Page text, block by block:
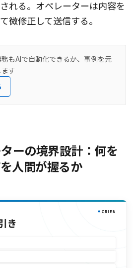
れる。オペレーターは内容を
微修正して送信する。
もAIで自動化できるか、事例を元
す
ーの境界設計：何を
人間が握るか